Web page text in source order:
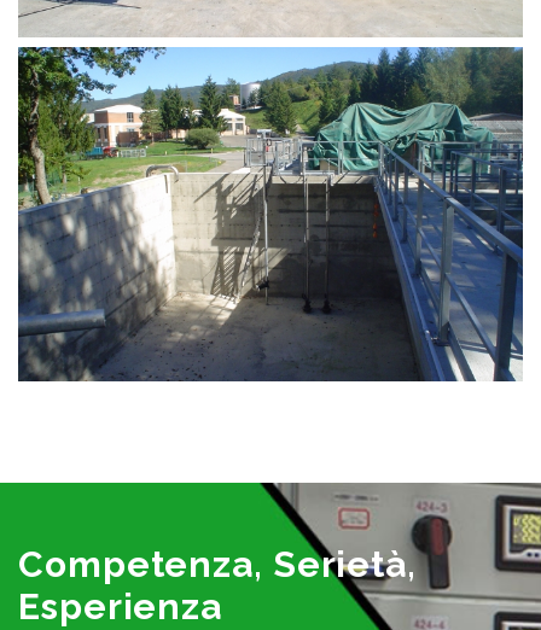
Competenza, Serietà,
Esperienza